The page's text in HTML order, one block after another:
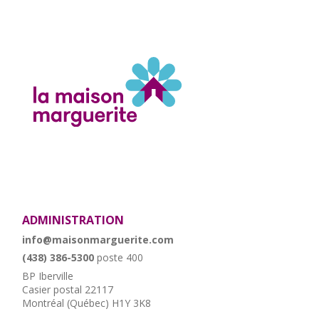
ADMINISTRATION
info@maisonmarguerite.com
(438) 386-5300 poste 400
BP Iberville
Casier postal 22117
Montréal (Québec) H1Y 3K8